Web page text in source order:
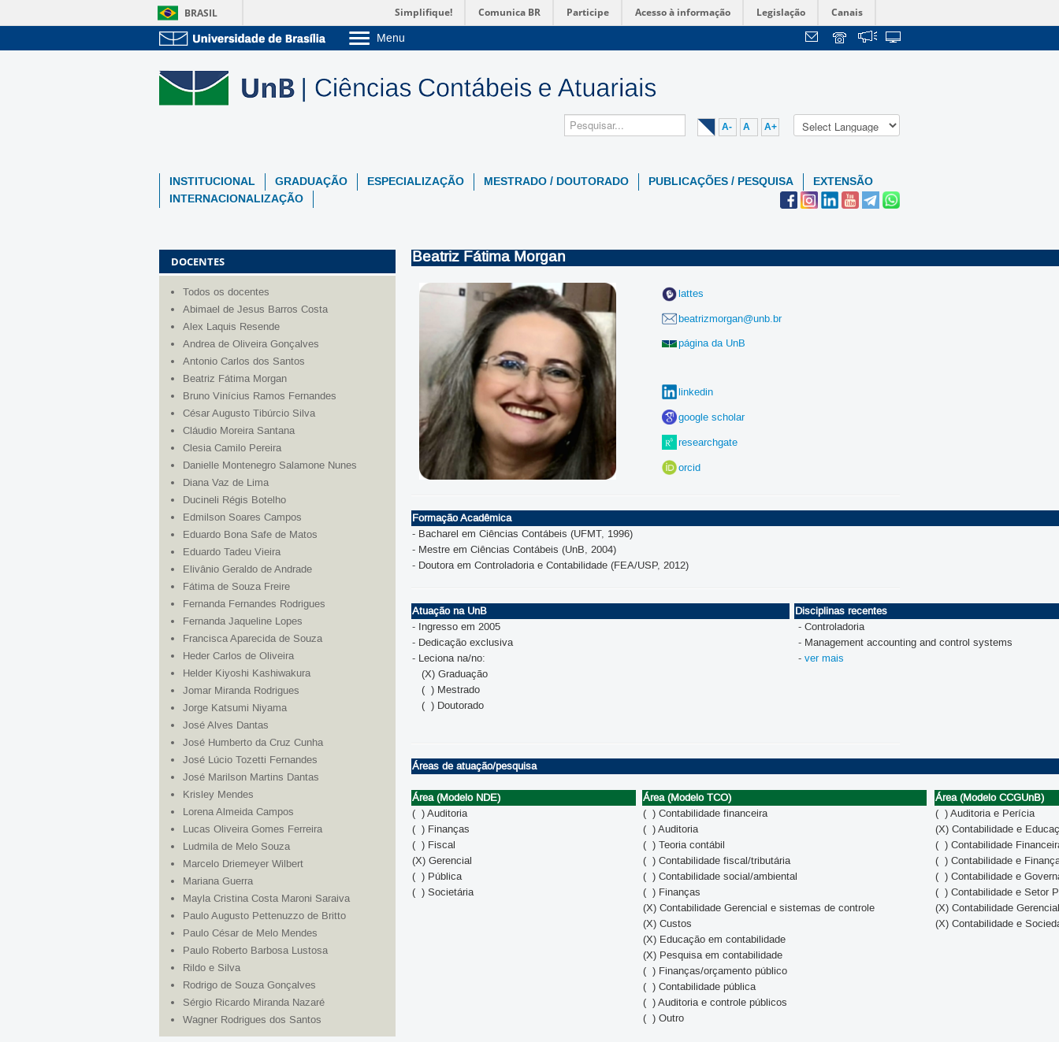
BRASIL Simplifique! Comunica BR Participe Acesso à informação Legislação Canais
Menu
Estude na UnB
A- A A+
INSTITUCIONAL GRADUAÇÃO ESPECIALIZAÇÃO MESTRADO / DOUTORADO PUBLICAÇÕES / PESQUISA
EXTENSÃO
INTERNACIONALIZAÇÃO
DOCENTES
Todos os docentes
Abimael de Jesus Barros Costa
Alex Laquis Resende
Andrea de Oliveira Gonçalves
Antonio Carlos dos Santos
Beatriz Fátima Morgan
Bruno Vinícius Ramos Fernandes
César Augusto Tibúrcio Silva
Cláudio Moreira Santana
Clesia Camilo Pereira
Danielle Montenegro Salamone Nunes
Diana Vaz de Lima
Ducineli Régis Botelho
Edmilson Soares Campos
Eduardo Bona Safe de Matos
Eduardo Tadeu Vieira
Elivânio Geraldo de Andrade
Fátima de Souza Freire
Fernanda Fernandes Rodrigues
Fernanda Jaqueline Lopes
Francisca Aparecida de Souza
Heder Carlos de Oliveira
Helder Kiyoshi Kashiwakura
Jomar Miranda Rodrigues
Jorge Katsumi Niyama
José Alves Dantas
José Humberto da Cruz Cunha
José Lúcio Tozetti Fernandes
José Marilson Martins Dantas
Krisley Mendes
Lorena Almeida Campos
Lucas Oliveira Gomes Ferreira
Ludmila de Melo Souza
Marcelo Driemeyer Wilbert
Mariana Guerra
Mayla Cristina Costa Maroni Saraiva
Paulo Augusto Pettenuzzo de Britto
Paulo César de Melo Mendes
Paulo Roberto Barbosa Lustosa
Rildo e Silva
Rodrigo de Souza Gonçalves
Sérgio Ricardo Miranda Nazaré
Wagner Rodrigues dos Santos
Beatriz Fátima Morgan
lattes
beatrizmorgan@unb.br
página da UnB
linkedin
google scholar
researchgate
orcid
Formação Acadêmica
- Bacharel em Ciências Contábeis (UFMT, 1996)
- Mestre em Ciências Contábeis (UnB, 2004)
- Doutora em Controladoria e Contabilidade (FEA/USP, 2012)
Atuação na UnB
Disciplinas recentes
- Ingresso em 2005
- Controladoria
- Dedicação exclusiva
- Management accounting and control systems
- Leciona na/no:
- ver mais
(X) Graduação
( ) Mestrado
( ) Doutorado
Áreas de atuação/pesquisa
Área (Modelo NDE) Área (Modelo TCO)
Área (Modelo CCGUnB)
( ) Auditoria
( ) Contabilidade financeira
( ) Auditoria e Perícia
( ) Finanças
( ) Auditoria
(X) Contabilidade e
( ) Fiscal
( ) Teoria contábil
( ) Contabilidade
(X) Gerencial
( ) Contabilidade fiscal/tributária
( ) Contabilidade e
( ) Pública
( ) Contabilidade social/ambiental
( ) Contabilidade e
( ) Societária
( ) Finanças
( ) Contabilidade e Setor
(X) Contabilidade Gerencial e sistemas de controle
(X) Contabilidade
(X) Custos
(X) Contabilidade e
(X) Educação em contabilidade
(X) Pesquisa em contabilidade
( ) Finanças/orçamento público
( ) Contabilidade pública
( ) Auditoria e controle públicos
( ) Outro